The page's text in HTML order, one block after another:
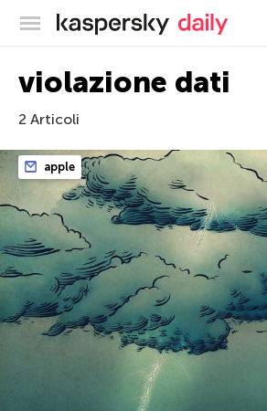
Blog ufficiale
violazione dati
2 Articoli
apple